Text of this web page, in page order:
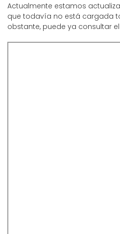
Actualmente estamos
que todavía no está cargada
obstante, puede ya consultar